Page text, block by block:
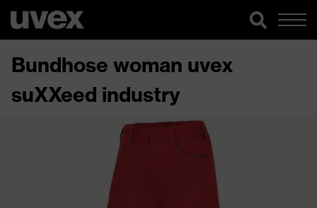
Bundhose woman uvex
suXXeed industry